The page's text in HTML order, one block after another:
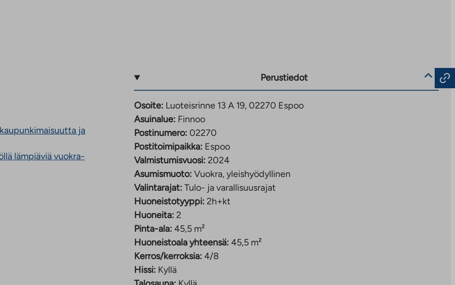
ja
lämpiäviä vuokra-
Perustiedot
Osoite: Luoteisrinne 13 A 19, 02270 Espoo
Asuinalue: Finnoo
Postinumero: 02270
Postitoimipaikka: Espoo
Valmistumisvuosi: 2024
Asumismuoto: Vuokra, yleishyödyllinen
Valintarajat: Tulo- ja varallisuusrajat
Huoneistotyyppi: 2h+kt
Huoneita: 2
Pinta-ala: 45,5 m²
Huoneistoala yhteensä: 45,5 m²
Kerros/kerroksia: 4/8
Hissi: Kyllä